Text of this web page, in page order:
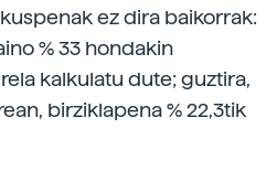
ez dira baikorrak:
% 33 hondakin
kalkulatu dute; guztira,
birziklapena % 22,3tik